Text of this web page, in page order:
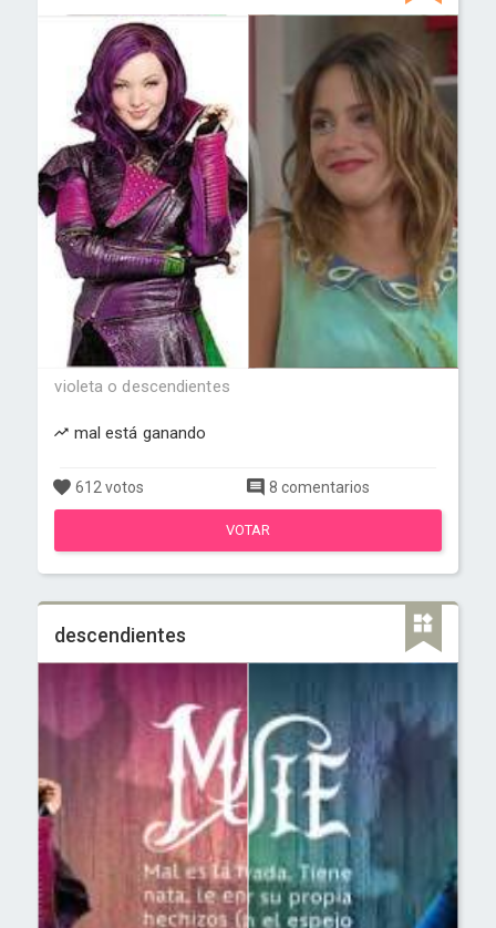
violeta o descendientes
mal está ganando
612 votos 8 comentarios
VOTAR
descendientes